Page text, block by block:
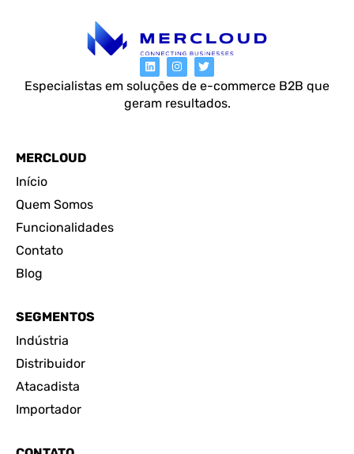
Especialistas em soluções de e-commerce B2B que
geram resultados.
MERCLOUD
Início
Quem Somos
Funcionalidades
Contato
Blog
SEGMENTOS
Indústria
Distribuidor
Atacadista
Importador